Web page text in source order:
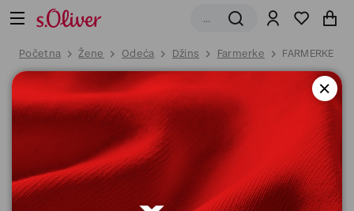
Početna Žene Odeća Džins Farmerke FARMERKE